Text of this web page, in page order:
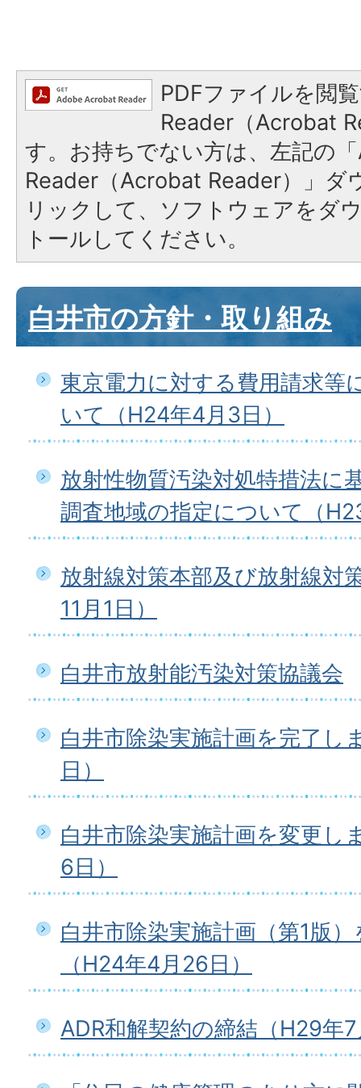
PDFファイルを閲
Reader（Acrobat
す。お持ちでない方は、左記の
Reader（Acrobat Reader）」ダ
リックして、ソフトウェアをダ
トールしてください。
白井市の方針・取り組み
東京電力に対する費用請求等
いて（H24年4月3日）
放射性物質汚染対処特措法に
調査地域の指定について（
放射線対策本部及び放射線対
11月1日）
白井市放射能汚染対策協議会
白井市除染実施計画を完了し
日）
白井市除染実施計画を変更し
6日）
白井市除染実施計画（第1版
（H24年4月26日）
ADR和解契約の締結（H29年7